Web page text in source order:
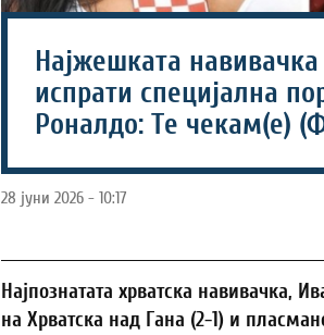
Најжешката
испрати специјална
Роналдо: Те чекам(е)
28 јуни 2026 - 10:17
Најпознатата хрватска навивачка,
на Хрватска над Гана (2-1) и